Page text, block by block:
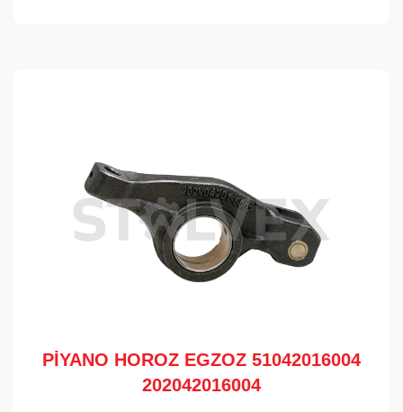
PİYANO HOROZ EGZOZ 51042016004
202042016004